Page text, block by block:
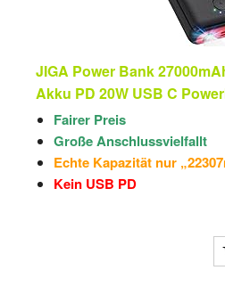
JIGA Power Bank
Akku PD 20W USB C
Fairer Preis
Große Anschlussvielfallt
Echte Kapazität nur
Kein USB PD